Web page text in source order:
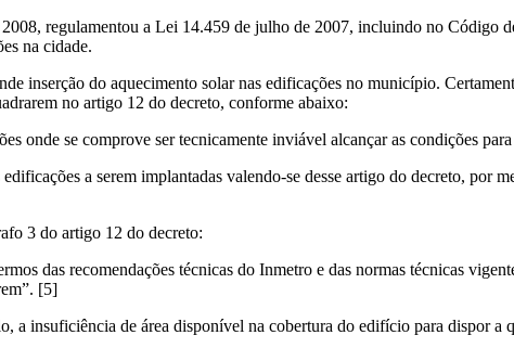
regulamentou a Lei 14.459 de julho de 2007, incluindo no Código
na cidade.
inserção do aquecimento solar nas edificações no município.
no artigo 12 do decreto, conforme abaixo:
onde se comprove ser tecnicamente inviável alcançar as condições
a serem implantadas valendo-se desse artigo do decreto, por
3 do artigo 12 do decreto:
das recomendações técnicas do Inmetro e das normas técnicas
[5]
insuficiência de área disponível na cobertura do edifício para dispor a